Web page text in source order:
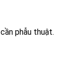
phẫu thuật.